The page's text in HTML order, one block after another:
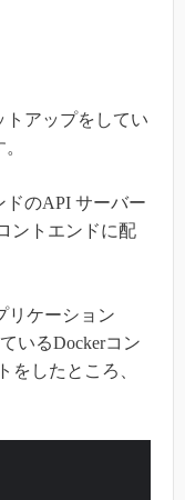
トアップをしてい
ドのAPI サーバー
ントエンドに配
リケーション
いるDockerコン
をしたところ、